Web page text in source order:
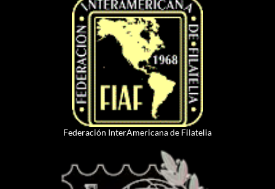
Federación InterAmericana de Filatelia